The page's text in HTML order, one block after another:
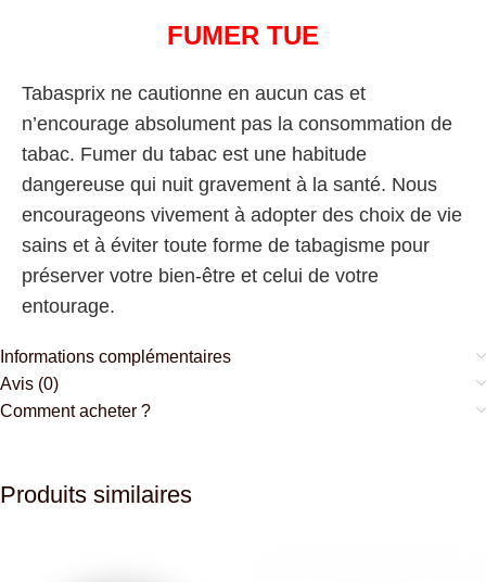
FUMER TUE
Tabasprix ne cautionne en aucun cas et
n’encourage absolument pas la consommation de
tabac. Fumer du tabac est une habitude
dangereuse qui nuit gravement à la santé. Nous
encourageons vivement à adopter des choix de vie
sains et à éviter toute forme de tabagisme pour
préserver votre bien-être et celui de votre
entourage.
Informations complémentaires
Avis (0)
Comment acheter ?
Produits similaires